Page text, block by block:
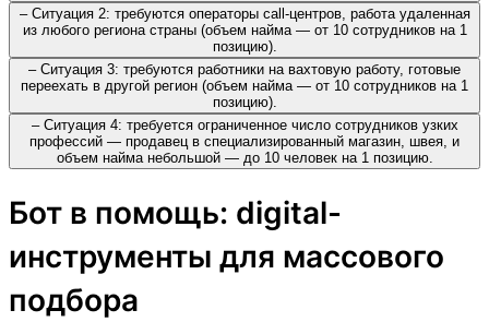
– Ситуация 2: требуются операторы call-центров, работа удаленная
из любого региона страны (объем найма — от 10 сотрудников на 1
позицию).
– Ситуация 3: требуются работники на вахтовую работу, готовые
переехать в другой регион (объем найма — от 10 сотрудников на 1
позицию).
– Ситуация 4: требуется ограниченное число сотрудников узких
профессий — продавец в специализированный магазин, швея, и
объем найма небольшой — до 10 человек на 1 позицию.
Бот в помощь: digital-
инструменты для массового
подбора